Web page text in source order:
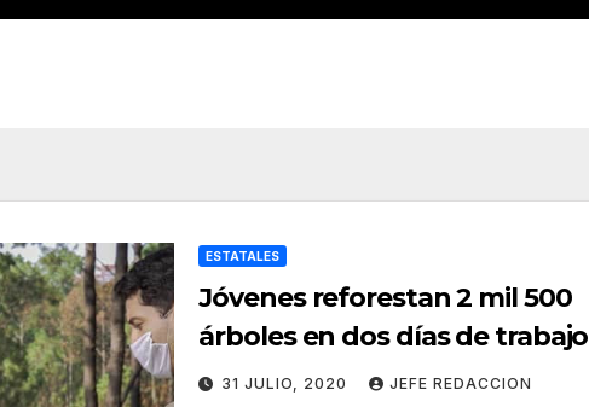
ESTATALES
Jóvenes reforestan 2 mil 500
árboles en dos días de trabajo
31 JULIO, 2020 JEFE REDACCION